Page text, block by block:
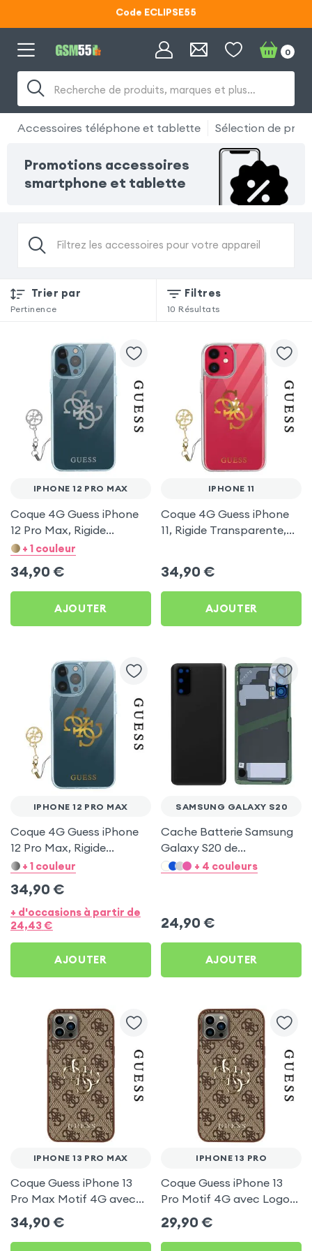
Code ECLIPSE55
Code ECLIPSE55
Recherche de produits, marques et plus…
0
Accessoires téléphone et tablette Sélection de
Promotions accessoires
smartphone et tablette
Filtrez les accessoires pour votre appareil
Trier par
Pertinence
Filtres
10 Résultats
IPHONE 12 PRO MAX
Coque 4G Guess iPhone
12 Pro Max, Rigide
Transparente, 4G
+ 1 couleur
34,90 €
AJOUTER
IPHONE 11
Coque 4G Guess iPhone
11, Rigide Transparente,
34,90 €
AJOUTER
IPHONE 12 PRO MAX
Coque 4G Guess iPhone
12 Pro Max, Rigide
Transparente, 4G
+ 1 couleur
34,90 €
+ d'occasions à partir de
24,43€
AJOUTER
SAMSUNG GALAXY S20
Cache Batterie Samsung
Galaxy S20 de
remplacement - Noir
+ 4 couleurs
24,90 €
AJOUTER
IPHONE 13 PRO MAX
Coque Guess iPhone 13
Pro Max Motif 4G avec
Logo en Relief - Marron
34,90 €
IPHONE 13 PRO
Coque Guess iPhone 13
Pro Motif 4G avec Logo
en Relief - Marron
29,90 €